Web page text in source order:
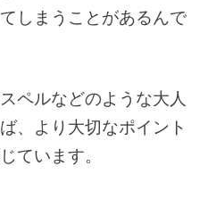
しまうことがあるんで
ペルなどのような大人
、より大切なポイント
ています。